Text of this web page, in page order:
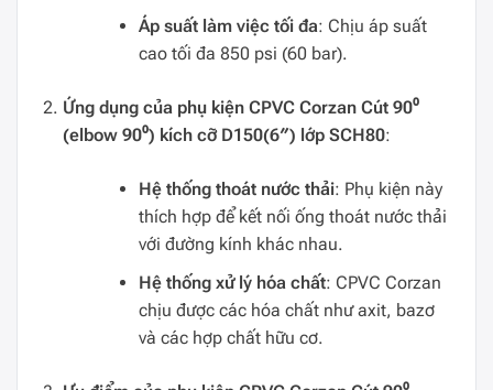
Áp suất làm việc tối đa: Chịu áp suất
cao tối đa 850 psi (60 bar).
Ứng dụng của phụ kiện CPVC Corzan Cút 90⁰
(elbow 90⁰) kích cỡ D150(6″) lớp SCH80:
Hệ thống thoát nước thải: Phụ kiện này
thích hợp để kết nối ống thoát nước thải
với đường kính khác nhau.
Hệ thống xử lý hóa chất: CPVC Corzan
chịu được các hóa chất như axit, bazơ
và các hợp chất hữu cơ.